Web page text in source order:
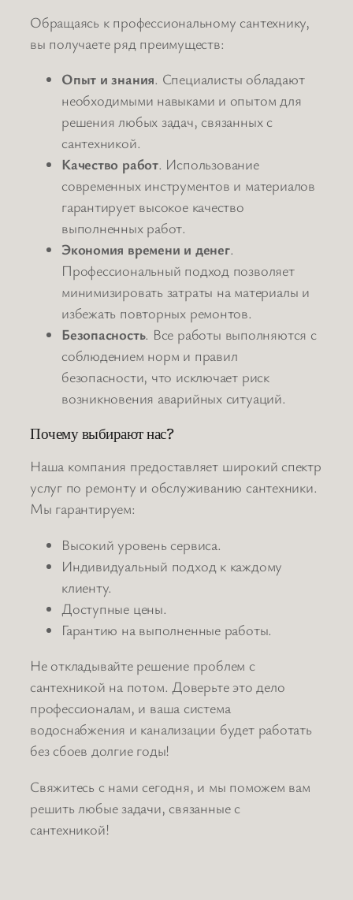
Обращаясь к профессиональному сантехнику,
вы получаете ряд преимуществ:
Опыт и знания. Специалисты обладают
необходимыми навыками и опытом для
решения любых задач, связанных с
сантехникой.
Качество работ. Использование
современных инструментов и материалов
гарантирует высокое качество
выполненных работ.
Экономия времени и денег.
Профессиональный подход позволяет
минимизировать затраты на материалы и
избежать повторных ремонтов.
Безопасность. Все работы выполняются с
соблюдением норм и правил
безопасности, что исключает риск
возникновения аварийных ситуаций.
Почему выбирают нас?
Наша компания предоставляет широкий спектр
услуг по ремонту и обслуживанию сантехники.
Мы гарантируем:
Высокий уровень сервиса.
Индивидуальный подход к каждому
клиенту.
Доступные цены.
Гарантию на выполненные работы.
Не откладывайте решение проблем с
сантехникой на потом. Доверьте это дело
профессионалам, и ваша система
водоснабжения и канализации будет работать
без сбоев долгие годы!
Свяжитесь с нами сегодня, и мы поможем вам
решить любые задачи, связанные с
сантехникой!